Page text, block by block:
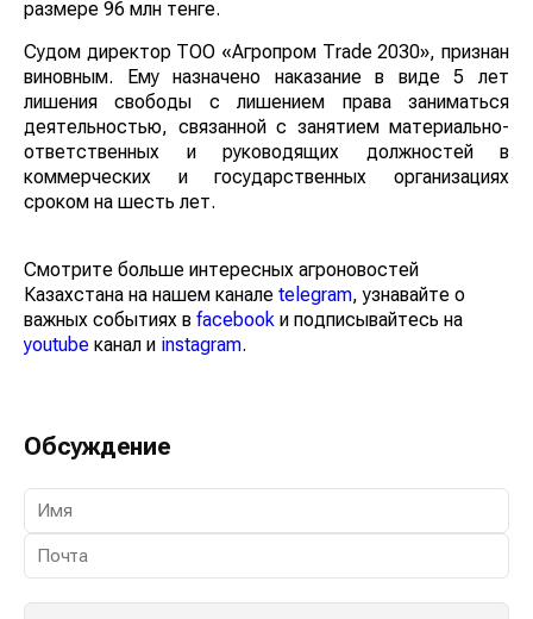
размере 96 млн тенге.
Судом директор ТОО «Агропром Тrade 2030», признан
виновным. Ему назначено наказание в виде 5 лет
лишения свободы с лишением права заниматься
деятельностью, связанной с занятием материально-
ответственных и руководящих должностей в
коммерческих и государственных организациях
сроком на шесть лет.
Смотрите больше интересных агроновостей
Казахстана на нашем канале telegram, узнавайте о
важных событиях в facebook и подписывайтесь на
youtube канал и instagram.
Обсуждение